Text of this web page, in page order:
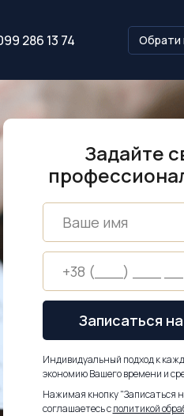
286 13 74 Обрати
Задайте
Записаться
Индивидуальный подход к
экономию Вашего времени и
Нажимая кнопку "Записаться
соглашаетесь сполитикой